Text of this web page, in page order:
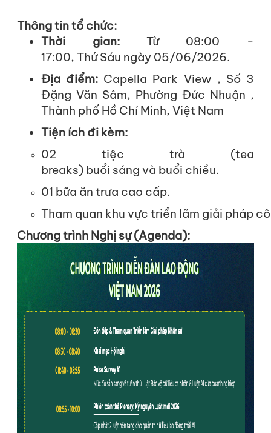
Thông tintổ chức:
Thời
gian: Từ08:00 -
17:00,ThứSáu ngày 05/06/2026.
Địa điểm: Capella Park View , Số 3
Đặng Văn Sâm, Phường Đức Nhuận ,
Thành phố Hồ Chí Minh, Việt Nam
Tiện ích đi kèm:
02tiệc trà (tea
breaks) buổi sáng và buổi chiều.
01 bữa ăn trưa cao cấp.
Tham quan khu vực triển lãm giải pháp
Chươngtrình Nghị sự(Agenda):